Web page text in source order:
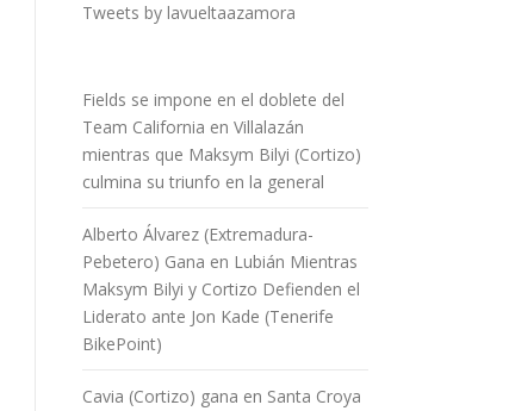
Tweets by lavueltaazamora
Fields se impone en el doblete del
Team California en Villalazán
mientras que Maksym Bilyi (Cortizo)
culmina su triunfo en la general
Alberto Álvarez (Extremadura-
Pebetero) Gana en Lubián Mientras
Maksym Bilyi y Cortizo Defienden el
Liderato ante Jon Kade (Tenerife
BikePoint)
Cavia (Cortizo) gana en Santa Croya